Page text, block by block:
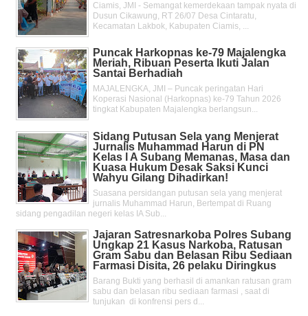
Ciamis, JMI - Semangat kemerdekaan tampak nyata di
Dusun Cikawung, RT 26/07 Desa Cintaratu,
Kecamatan Lakbok, Kabupaten Ciamis, ...
Puncak Harkopnas ke-79 Majalengka
Meriah, Ribuan Peserta Ikuti Jalan
Santai Berhadiah
MAJALENGKA, JMI – Puncak peringatan Hari
Koperasi Nasional (Harkopnas) ke-79 Tahun 2026
tingkat Kabupaten Majalengka berlangsun...
Sidang Putusan Sela yang Menjerat
Jurnalis Muhammad Harun di PN
Kelas l A Subang Memanas, Masa dan
Kuasa Hukum Desak Saksi Kunci
Wahyu Gilang Dihadirkan!
Suasana persidangan putusan sela yang menjerat
jurnalis Muhammad Harun, Bertempat di Ruang
sidang pengadilan negeri kelas IA Sub...
Jajaran Satresnarkoba Polres Subang
Ungkap 21 Kasus Narkoba, Ratusan
Gram Sabu dan Belasan Ribu Sediaan
Farmasi Disita, 26 pelaku Diringkus
Barang Bukti yang berhasil di amankan ratusan gram
sabu dan belasan ribu sediaan farmasi , saat di
tunjukan di konfrensi pers d...